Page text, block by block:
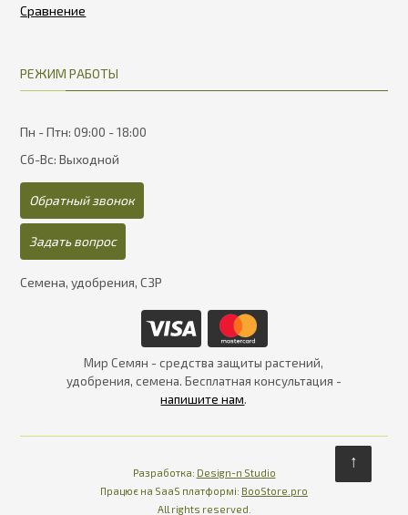
РЕЖИМ РАБОТЫ
Пн - Птн: 09:00 - 18:00
Сб-Вс: Выходной
Обратный звонок
Задать вопрос
Семена, удобрения, СЗР
Мир Семян - средства защиты растений,
удобрения, семена. Бесплатная консультация -
напишите нам.
Разработка: Design-n Studio
Працює на SaaS платформі: Працює на SaaS платформі
BooStore.pro
All rights reserved.
↑